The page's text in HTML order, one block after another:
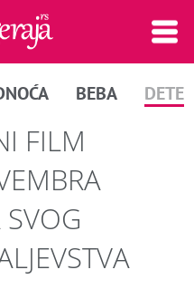
BEBA DETE
FILM